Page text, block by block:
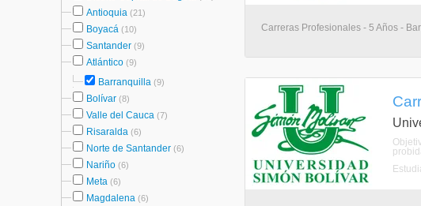
Antioquia (21)
Boyacá (10)
Santander (9)
Atlántico (9)
Barranquilla (9)
Bolívar (8)
Valle del Cauca (7)
Risaralda (6)
Norte de Santander (6)
Nariño (6)
Meta (6)
Magdalena (6)
Carreras Profesionales - 5 Años -